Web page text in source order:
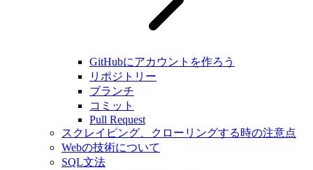
GitHubにアカウントを作ろう
リポジトリー
ブランチ
コミット
Pull Request
スクレイピング、クローリングする時の注意点
Webの技術について
SQL文法